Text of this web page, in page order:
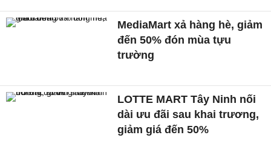
MediaMart xả hàng hè, giảm
đến 50% đón mùa tựu
trường
LOTTE MART Tây Ninh nối
dài ưu đãi sau khai trương,
giảm giá đến 50%